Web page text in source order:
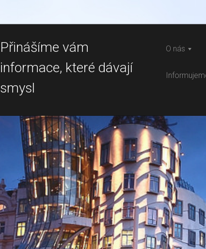
Přinášíme vám
informace, které dávají
smysl
O nás